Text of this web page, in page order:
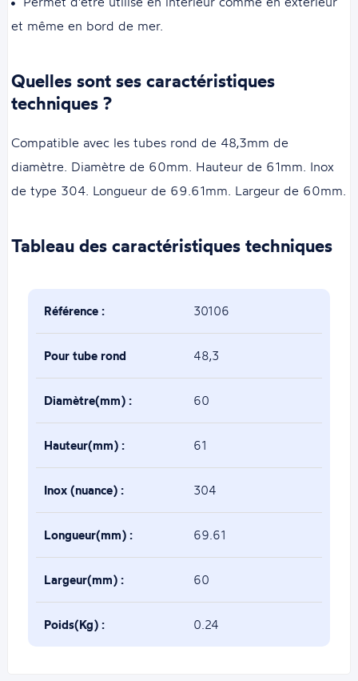
et même en bord de mer.
Quelles sont ses caractéristiques
techniques ?
Compatible avec les tubes rond de 48,3mm de
diamètre. Diamètre de 60mm. Hauteur de 61mm. Inox
de type 304. Longueur de 69.61mm. Largeur de 60mm.
Tableau des caractéristiques techniques
Référence : 30106
Pour tube rond
de(mm) :
48,3
Diamètre(mm) : 60
Hauteur(mm) : 61
Inox (nuance) : 304
Longueur(mm) : 69.61
Largeur(mm) : 60
Poids(Kg) : 0.24